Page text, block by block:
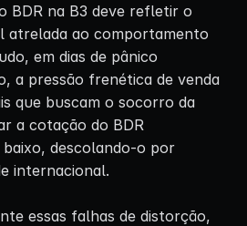
BDR na B3 deve refletir o
atrelada ao comportamento
em dias de pânico
a pressão frenética de venda
que buscam o socorro da
a cotação do BDR
descolando-o por
internacional.
essas falhas de distorção,